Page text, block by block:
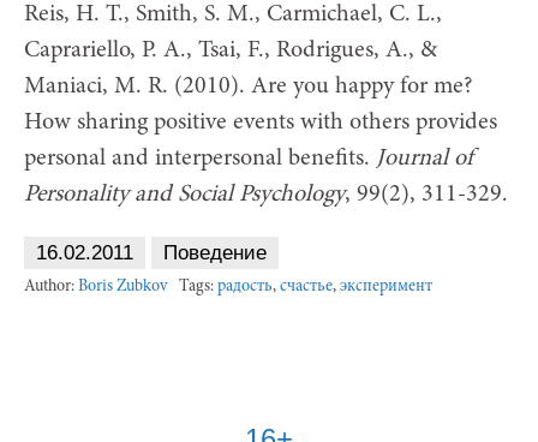
Reis, H. T., Smith, S. M., Carmichael, C. L.,
Caprariello, P. A., Tsai, F., Rodrigues, A., &
Maniaci, M. R. (2010). Are you happy for me?
How sharing positive events with others provides
personal and interpersonal benefits. Journal of
Personality and Social Psychology, 99(2), 311-329.
16.02.2011 Поведение
Author: Boris Zubkov Tags: радость, счастье, эксперимент